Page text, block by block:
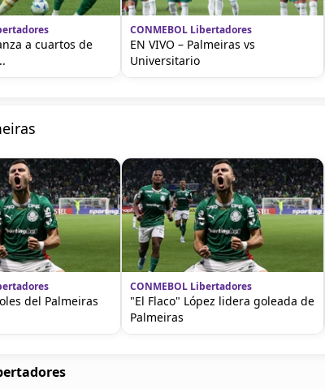
a cuartos de
CONMEBOL Libertadores
EN VIVO – Palmeiras vs
Universitario
del Palmeiras
CONMEBOL Libertadores
"El Flaco" López lidera goleada de
Palmeiras